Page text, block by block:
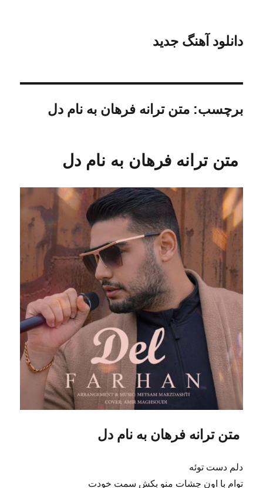
دانلود آهنگ جدید
برچسب:متن ترانه فرهان به نام دل
متن ترانه فرهان به نام دل
متن ترانه فرهان به نام دل
دلم دست توئه
توام با اون چشات منو بکش سمت خودت